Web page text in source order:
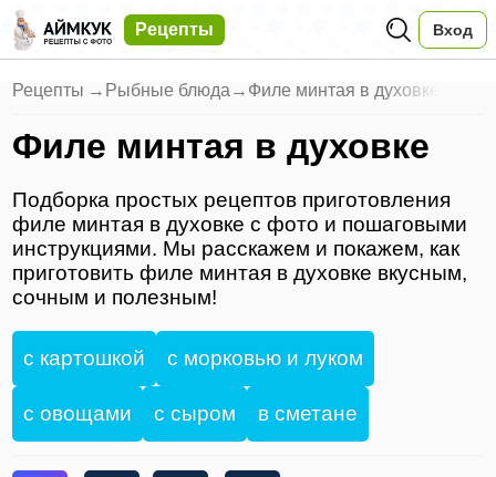
Рецепты Вход
Рецепты → Рыбные блюда → Филе минтая в духовке
Филе минтая в духовке
Подборка простых рецептов приготовления
филе минтая в духовке с фото и пошаговыми
инструкциями. Мы расскажем и покажем, как
приготовить филе минтая в духовке вкусным,
сочным и полезным!
с картошкой с морковью и луком
с овощами с сыром в сметане